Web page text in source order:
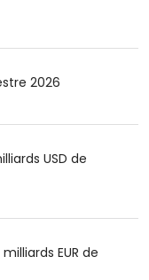
2026
USD de
EUR de